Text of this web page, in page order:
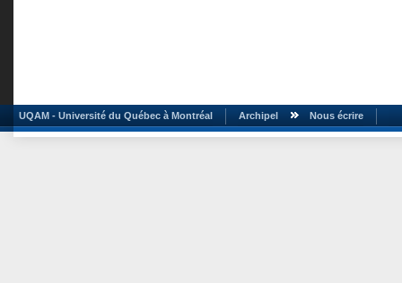
UQAM - Université du Québec à Montréal Archipel Nous écrire